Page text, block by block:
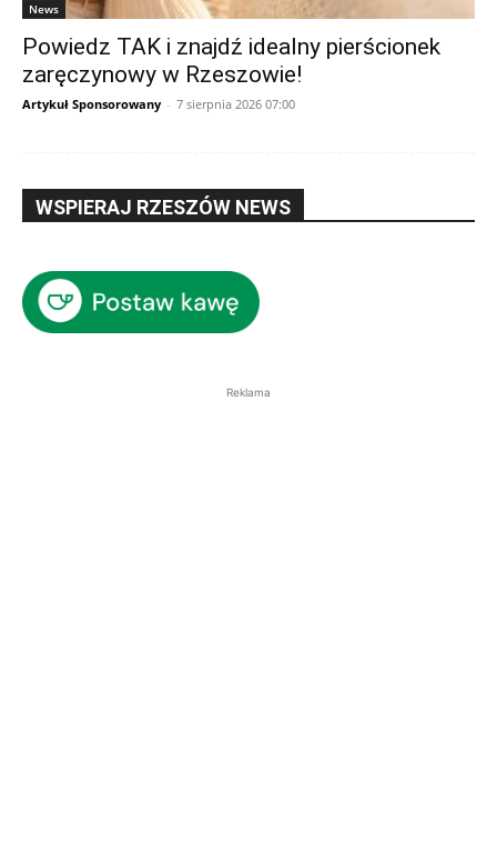
News
Powiedz TAK i znajdź idealny pierścionek
zaręczynowy w Rzeszowie!
Artykuł Sponsorowany - 7 sierpnia 2026 07:00
WSPIERAJ RZESZÓW NEWS
Reklama